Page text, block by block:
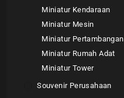
Miniatur Kendaraan
Miniatur Mesin
Miniatur Pertambangan
Miniatur Rumah Adat
Miniatur Tower
Souvenir Perusahaan